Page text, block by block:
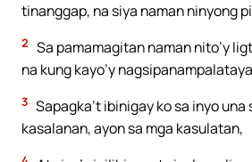
tinanggap, na siya naman ninyong
2 Sa pamamagitan naman nito’y
na kung kayo’y
3 Sapagka’t ibinigay ko sa inyo
kasalanan, ayon sa mga kasulatan,